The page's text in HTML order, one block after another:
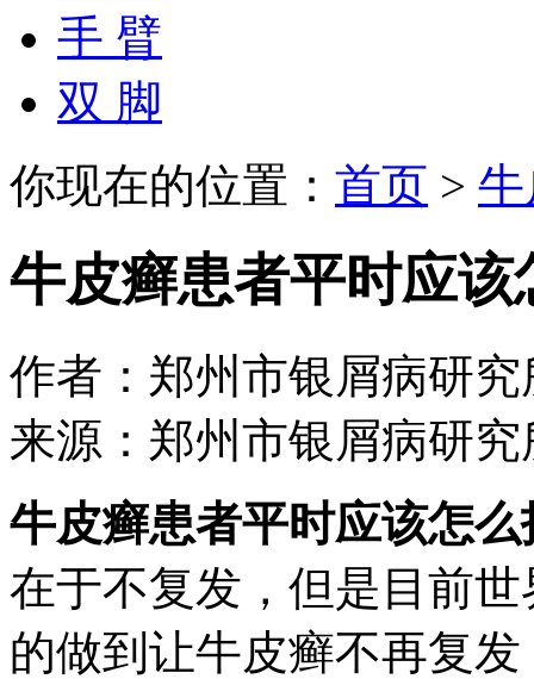
手 臂
双 脚
你现在的位置： 首页 >
牛皮癣患者平时应该
作者：郑州市银屑病研究
来源：郑州市银屑病研究
牛皮癣患者平时应该怎么
在于不复发，但是目前
的做到让牛皮癣不再复